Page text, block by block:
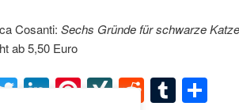
Cosanti: Sechs Gründe für schwarze
ab 5,50 Euro
Twitter
LinkedIn
Pinterest
XINGRedditTumblr